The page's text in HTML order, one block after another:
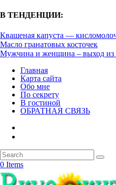
В ТЕНДЕНЦИИ:
Квашеная капуста —
Масло гранатовых косточек
Мужчина и женщина – выход из
Главная
Карта сайта
Обо мне
По секрету
В гостиной
ОБРАТНАЯ СВЯЗЬ
0 Items